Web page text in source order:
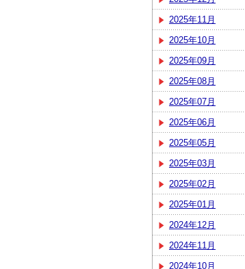
2025年11月
2025年10月
2025年09月
2025年08月
2025年07月
2025年06月
2025年05月
2025年03月
2025年02月
2025年01月
2024年12月
2024年11月
2024年10月